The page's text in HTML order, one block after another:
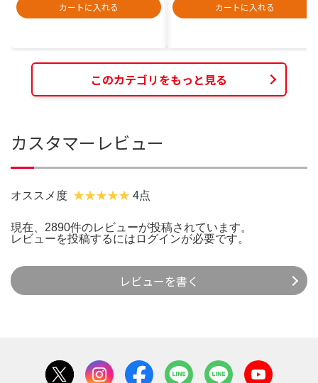
カートに入れる
カートに入れる
このカテゴリをもっと見る
カスタマーレビュー
オススメ度 4点
現在、2890件のレビューが投稿されています。
レビューを投稿するには ログインが必要です。
レビューを書く